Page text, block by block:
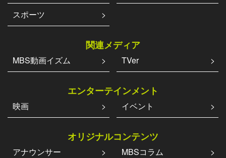
スポーツ
関連メディア
MBS動画イズム TVer
エンターテインメント
映画 イベント
オリジナルコンテンツ
アナウンサー MBSコラム